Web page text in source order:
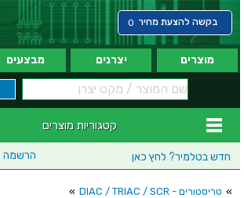
בקשה להצעת מחיר 0
מוצרים יצרנים מבצעים
קטגוריות מוצרים
חדש בטלמיר? לחץ כאן הרשמה
» טריסטורים - DIAC / TRIAC / SCR
»